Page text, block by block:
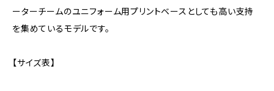
ーターチームのユニフォーム用プリントベースとしても高い支持
を集めているモデルです。
【サイズ表】